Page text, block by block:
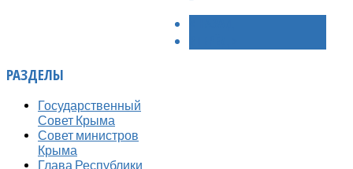
РАЗДЕЛЫ
Государственный
Совет Крыма
Совет министров
Крыма
Глава Республики